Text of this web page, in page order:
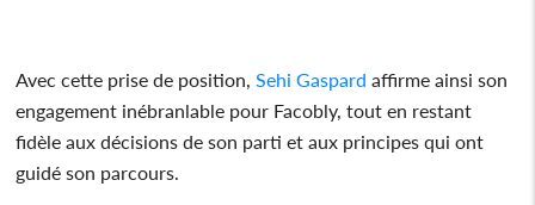
Avec cette prise de position, Sehi Gaspard affirme ainsi son
engagement inébranlable pour Facobly, tout en restant
fidèle aux décisions de son parti et aux principes qui ont
guidé son parcours.